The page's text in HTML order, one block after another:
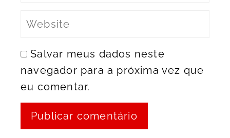
Salvar meus dados neste
navegador para a próxima vez que
eu comentar.